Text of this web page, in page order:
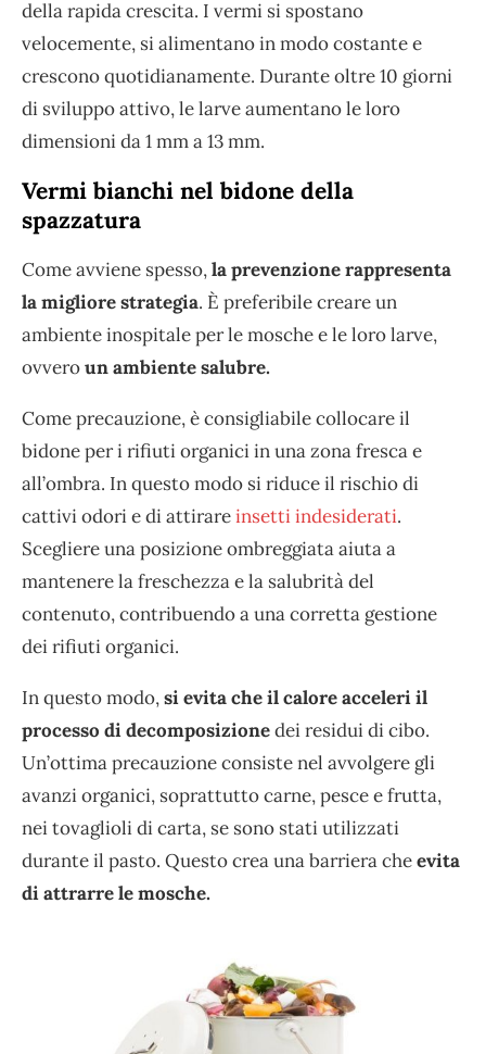
della rapida crescita. I vermi si spostano
velocemente, si alimentano in modo costante e
crescono quotidianamente. Durante oltre 10 giorni
di sviluppo attivo, le larve aumentano le loro
dimensioni da 1 mm a 13 mm.
Vermi bianchi nel bidone della
spazzatura
Come avviene spesso,la prevenzione rappresenta
la migliore strategia. È preferibile creare un
ambiente inospitale per le mosche e le loro larve,
ovveroun ambiente salubre.
Come precauzione, è consigliabile collocare il
bidone per i rifiuti organici in una zona fresca e
all’ombra. In questo modo si riduce il rischio di
cattivi odori e di attirareinsetti indesiderati.
Scegliere una posizione ombreggiata aiuta a
mantenere la freschezza e la salubrità del
contenuto, contribuendo a una corretta gestione
dei rifiuti organici.
In questo modo,si evita che il calore acceleri il
processo di decomposizionedei residui di cibo.
Un’ottima precauzione consiste nel avvolgere gli
avanzi organici, soprattutto carne, pesce e frutta,
nei tovaglioli di carta, se sono stati utilizzati
durante il pasto. Questo crea una barriera cheevita
di attrarre le mosche.